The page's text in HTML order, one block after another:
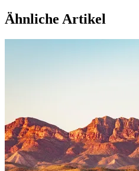
Ähnliche Artikel